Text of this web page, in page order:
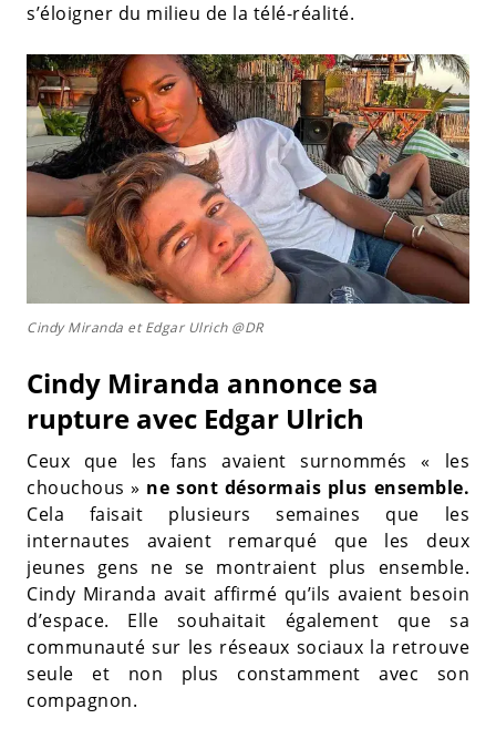
s’éloigner du milieu de la télé-réalité.
Cindy Miranda et Edgar Ulrich @DR
Cindy Miranda annonce sa
rupture avec Edgar Ulrich
Ceux que les fans avaient surnommés « les
chouchous » ne sont désormais plus ensemble.
Cela faisait plusieurs semaines que les
internautes avaient remarqué que les deux
jeunes gens ne se montraient plus ensemble.
Cindy Miranda avait affirmé qu’ils avaient besoin
d’espace. Elle souhaitait également que sa
communauté sur les réseaux sociaux la retrouve
seule et non plus constamment avec son
compagnon.